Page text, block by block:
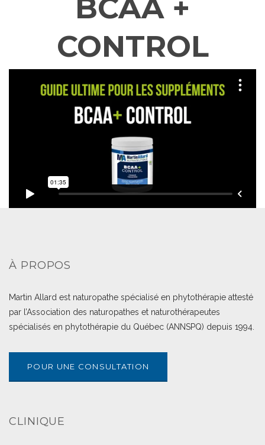
PUB CELLU-SLIM CONTROLBCAA +
CONTROL
À PROPOS
Martin Allard est naturopathe spécialisé en phytothérapie attesté
par l’Association des naturopathes et naturothérapeutes
spécialisés en phytothérapie du Québec (ANNSPQ) depuis 1994.
POUR UNE CONSULTATION
CLINIQUE